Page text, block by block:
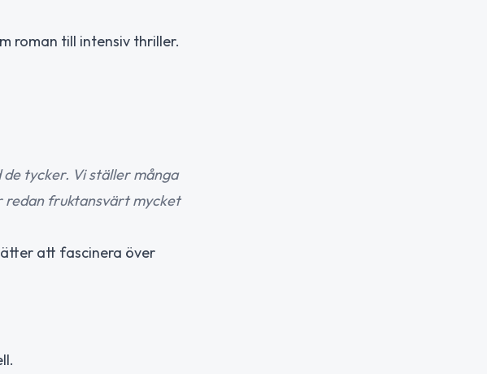
roman till intensiv thriller.
tycker. Vi ställer många
redan fruktansvärt mycket
att fascinera över